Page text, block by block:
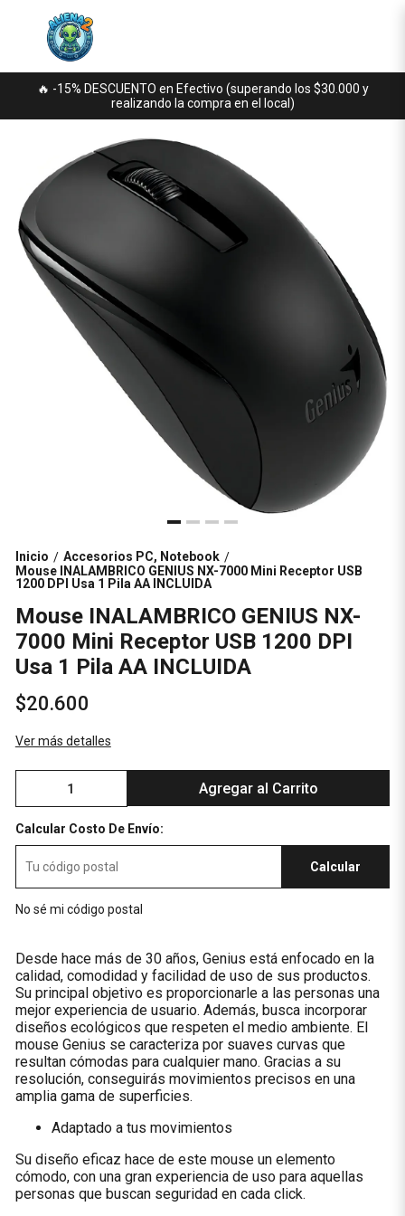
🔥 -15% DESCUENTO en Efectivo (superando los $30.000 y
realizando la compra en el local)
Inicio / Accesorios PC, Notebook /
Mouse INALAMBRICO GENIUS NX-7000 Mini Receptor USB
1200 DPI Usa 1 Pila AA INCLUIDA
Mouse INALAMBRICO GENIUS NX-
7000 Mini Receptor USB 1200 DPI
Usa 1 Pila AA INCLUIDA
$20.600
Ver más detalles
Agregar al Carrito
Calcular Costo De Envío:
Calcular
No sé mi código postal
Desde hace más de 30 años, Genius está enfocado en la
calidad, comodidad y facilidad de uso de sus productos.
Su principal objetivo es proporcionarle a las personas una
mejor experiencia de usuario. Además, busca incorporar
diseños ecológicos que respeten el medio ambiente. El
mouse Genius se caracteriza por suaves curvas que
resultan cómodas para cualquier mano. Gracias a su
resolución, conseguirás movimientos precisos en una
amplia gama de superficies.
Adaptado a tus movimientos
Su diseño eficaz hace de este mouse un elemento
cómodo, con una gran experiencia de uso para aquellas
personas que buscan seguridad en cada click.